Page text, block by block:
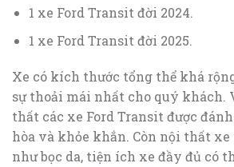
1 xe Ford Transit đời 2024.
1 xe Ford Transit đời 2025.
Xe có kích thước tổng thể khá
sự thoải mái nhất cho quý khách.
thất các xe Ford Transit được
hòa và khỏe khắn. Còn nội thất
như bọc da, tiện ích xe đầy đủ có